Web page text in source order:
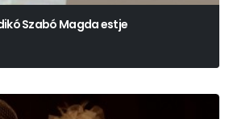
Szabó Magda estje